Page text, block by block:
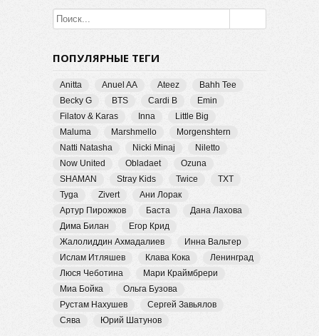
ПОПУЛЯРНЫЕ ТЕГИ
Anitta Anuel AA Ateez
Bahh Tee
Becky G
BTS Cardi B
Emin
Filatov & Karas
Inna
Little Big
Maluma
Marshmello
Morgenshtern
Natti Natasha
Nicki Minaj
Niletto
Now United
Obladaet
Ozuna
SHAMAN
Stray Kids Twice
TXT
Tyga
Zivert
Ани Лорак
Артур Пирожков
Баста
Дана Лахова
Дима Билан
Егор Крид
Жалолиддин Ахмадалиев
Инна Вальтер
Ислам Итляшев
Клава Кока
Ленинград
Люся Чеботина
Мари Краймбрери
Миа Бойка
Ольга Бузова
Рустам Нахушев
Сергей Завьялов
Сява
Юрий Шатунов